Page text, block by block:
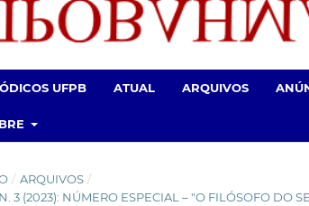
UFPB ATUAL ARQUIVOS
/ ARQUIVOS /
3 (2023): NÚMERO ESPECIAL – "O FILÓSOFO DO